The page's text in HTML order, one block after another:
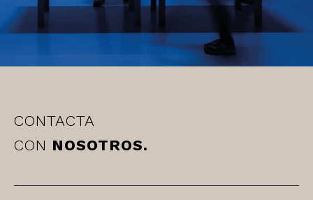
CONTACTA
CON NOSOTROS.